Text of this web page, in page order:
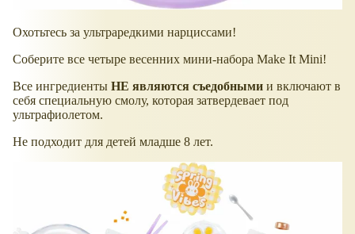
Охотьтесь за ультраредкими нарциссами!
Соберите все четыре весенних мини-набора Make It Mini!
Все ингредиенты НЕ являются съедобными и включают в
себя специальную смолу, которая затвердевает под
ультрафиолетом.
Не подходит для детей младше 8 лет.